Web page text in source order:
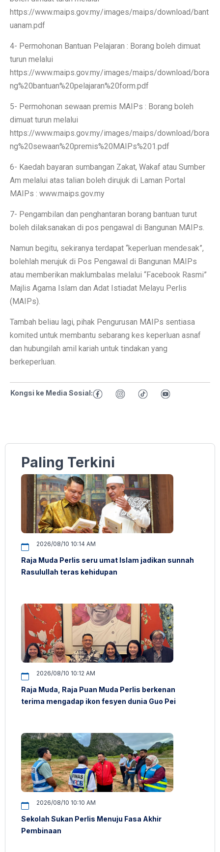
https://www.maips.gov.my/images/maips/download/bant
uanam.pdf
4- Permohonan Bantuan Pelajaran : Borang boleh dimuat
turun melalui
https://www.maips.gov.my/images/maips/download/bora
ng%20bantuan%20pelajaran%20form.pdf
5- Permohonan sewaan premis MAIPs : Borang boleh
dimuat turun melalui
https://www.maips.gov.my/images/maips/download/bora
ng%20sewaan%20premis%20MAIPs%201.pdf
6- Kaedah bayaran sumbangan Zakat, Wakaf atau Sumber
Am melalui atas talian boleh dirujuk di Laman Portal
MAIPs : www.maips.gov.my
7- Pengambilan dan penghantaran borang bantuan turut
boleh dilaksanakan di pos pengawal di Bangunan MAIPs.
Namun begitu, sekiranya terdapat “keperluan mendesak”,
bolehlah merujuk di Pos Pengawal di Bangunan MAIPs
atau memberikan maklumbalas melalui “Facebook Rasmi”
Majlis Agama Islam dan Adat Istiadat Melayu Perlis
(MAIPs).
Tambah beliau lagi, pihak Pengurusan MAIPs sentiasa
komited untuk membantu sebarang kes keperluan asnaf
dan hubungilah amil kariah untuk tindakan yang
berkeperluan.
Kongsi ke Media Sosial:
Paling Terkini
2026/08/10 10:14 AM
Raja Muda Perlis seru umat Islam jadikan sunnah
Rasulullah teras kehidupan
2026/08/10 10:12 AM
Raja Muda, Raja Puan Muda Perlis berkenan
terima mengadap ikon fesyen dunia Guo Pei
2026/08/10 10:10 AM
Sekolah Sukan Perlis Menuju Fasa Akhir
Pembinaan